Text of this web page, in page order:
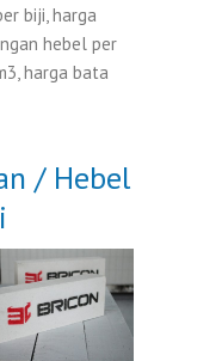
biji, harga
hebel per
harga bata
/ Hebel